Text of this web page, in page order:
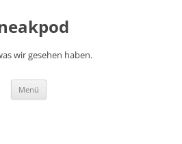
wir gesehen haben.
Menü